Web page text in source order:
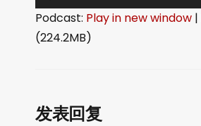
频
播
放
Podcast: Play in new window |
(224.2MB)
发表回复